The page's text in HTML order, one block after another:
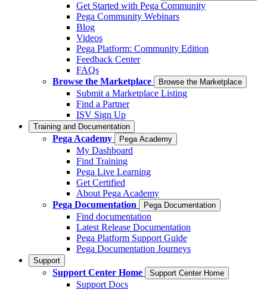
Get Started with Pega Community
Pega Community Webinars
Blog
Videos
Pega Platform: Community Edition
Feedback Center
FAQs
Browse the Marketplace
Browse the Marketplace
Submit a Marketplace Listing
Find a Partner
ISV Sign Up
Training and Documentation
Pega Academy Pega Academy
My Dashboard
Find Training
Pega Live Learning
Get Certified
About Pega Academy
Pega Documentation
Pega Documentation
Find documentation
Latest Release Documentation
Pega Platform Support Guide
Pega Documentation Journeys
Support
Support Center Home Support Center Home
Support Docs